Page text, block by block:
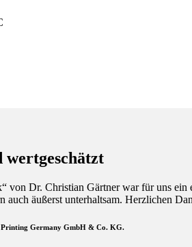
von Dr. Christian Gärtner war für uns
auch äußerst unterhaltsam. Herzlichen
Germany GmbH & Co. KG.